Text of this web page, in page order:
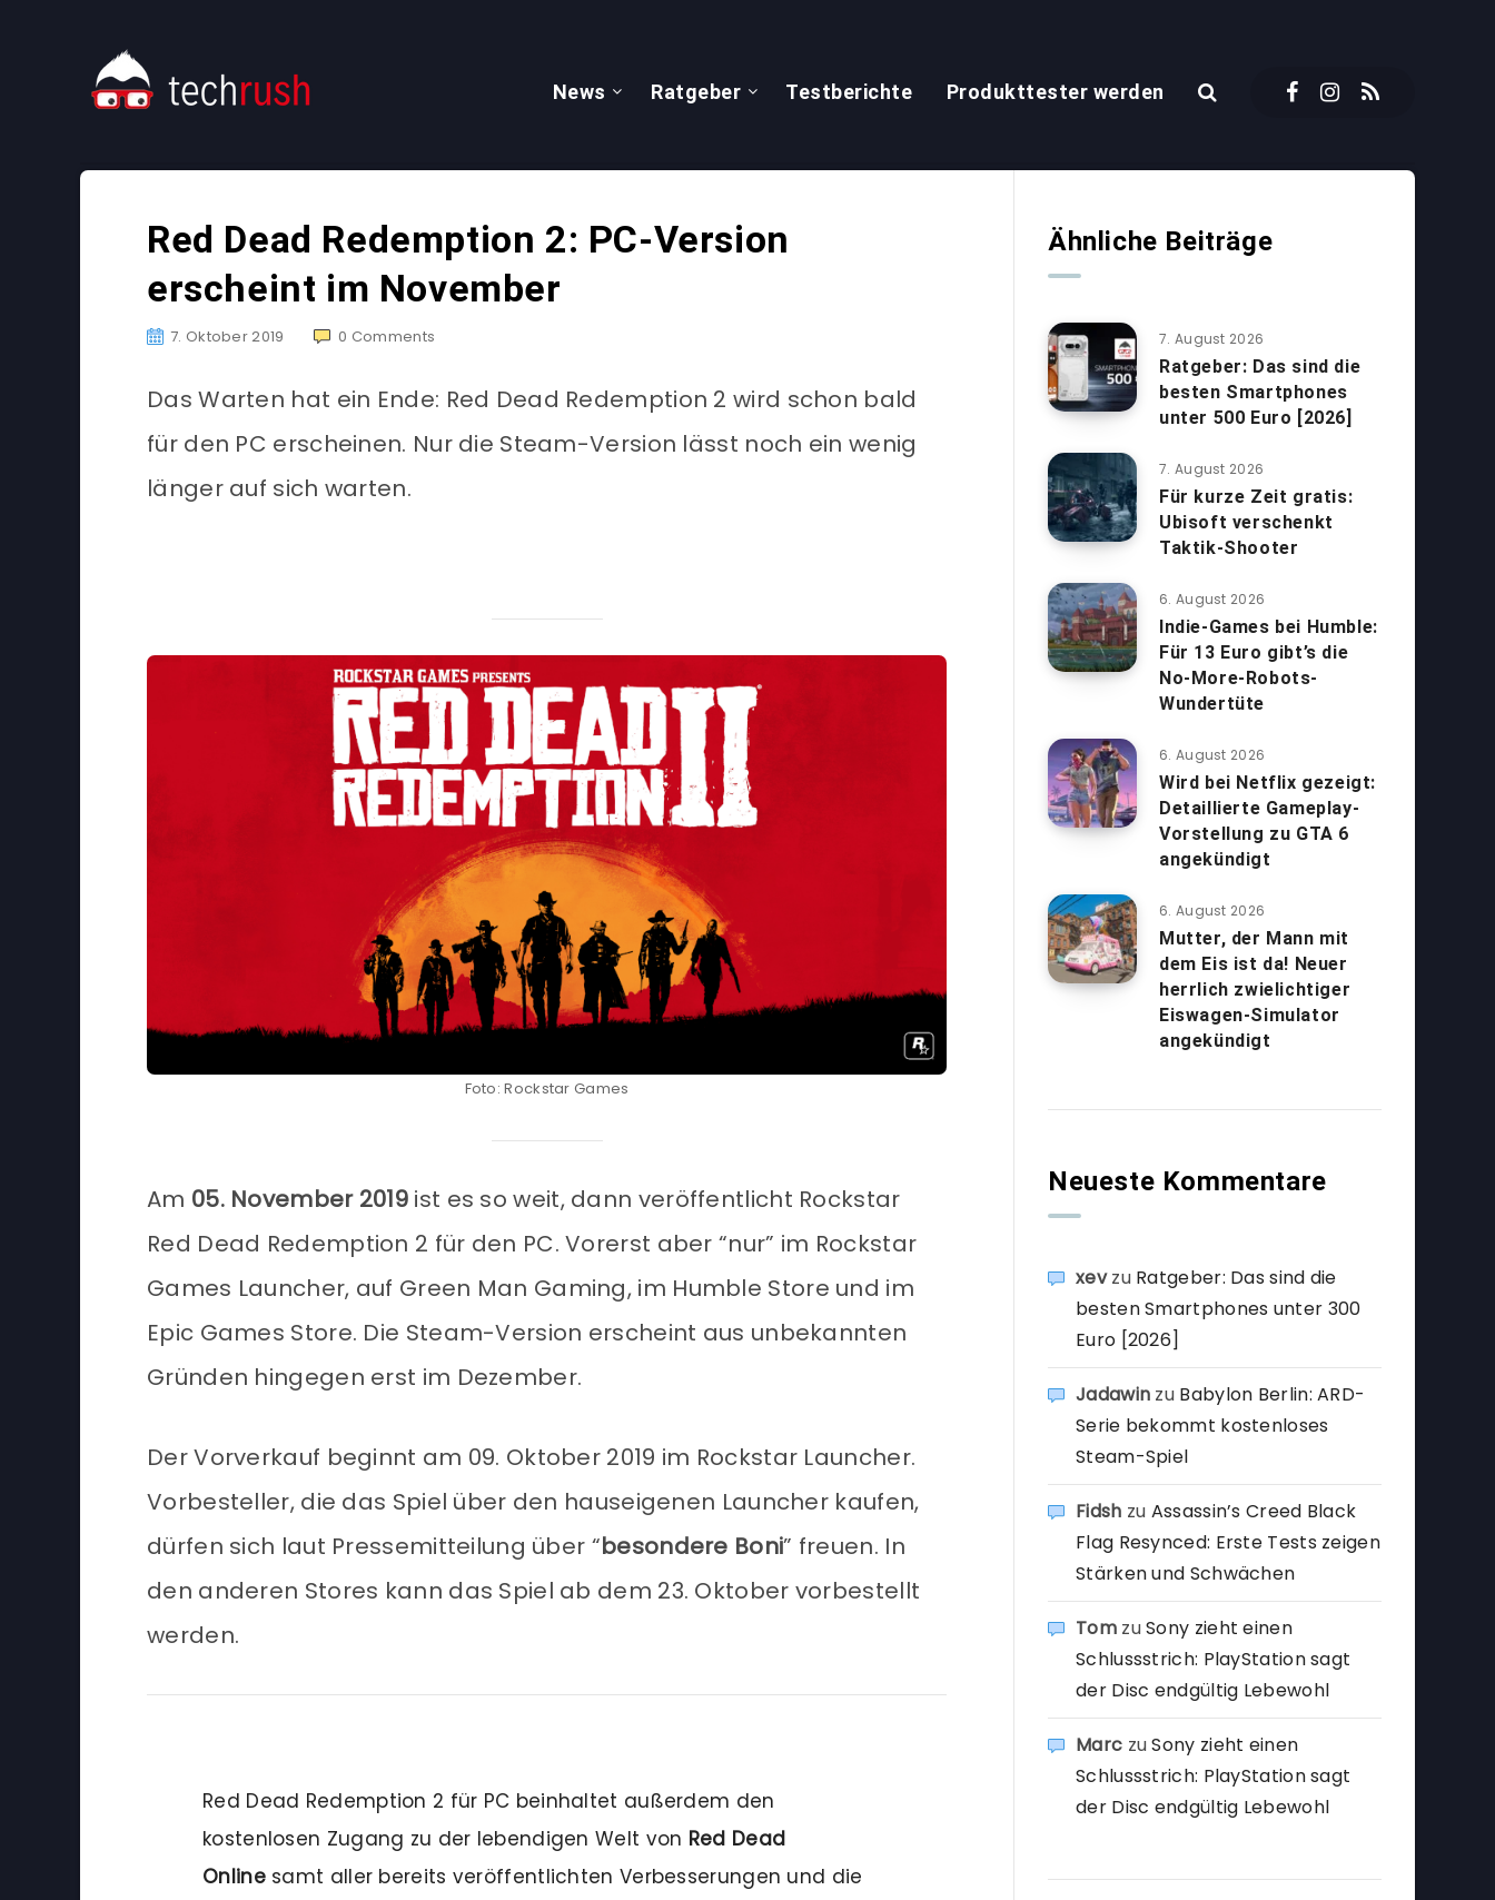
News Ratgeber Testberichte Produkttester werden
Red Dead Redemption 2: PC-Version
erscheint im November
7. Oktober 2019 0 Comments
Das Warten hat ein Ende: Red Dead Redemption 2 wird schon bald
für den PC erscheinen. Nur die Steam-Version lässt noch ein wenig
länger auf sich warten.
Foto: Rockstar Games
Am 05. November 2019 ist es so weit, dann veröffentlicht Rockstar
Red Dead Redemption 2 für den PC. Vorerst aber “nur” im Rockstar
Games Launcher, auf Green Man Gaming, im Humble Store und im
Epic Games Store. Die Steam-Version erscheint aus unbekannten
Gründen hingegen erst im Dezember.
Der Vorverkauf beginnt am 09. Oktober 2019 im Rockstar Launcher.
Vorbesteller, die das Spiel über den hauseigenen Launcher kaufen,
dürfen sich laut Pressemitteilung über “besondere Boni” freuen. In
den anderen Stores kann das Spiel ab dem 23. Oktober vorbestellt
werden.
Red Dead Redemption 2 für PC beinhaltet außerdem den
kostenlosen Zugang zu der lebendigen Welt von Red Dead
Onlinesamt aller bereits veröffentlichten Verbesserungen und die
Ähnliche Beiträge
7. August 2026
Ratgeber: Das sind die
besten Smartphones
unter 500 Euro [2026]
7. August 2026
Für kurze Zeit gratis:
Ubisoft verschenkt
Taktik-Shooter
6. August 2026
Indie-Games bei Humble:
Für 13 Euro gibt’s die
No-More-Robots-
Wundertüte
6. August 2026
Wird bei Netflix gezeigt:
Detaillierte Gameplay-
Vorstellung zu GTA 6
angekündigt
6. August 2026
Mutter, der Mann mit
dem Eis ist da! Neuer
herrlich zwielichtiger
Eiswagen-Simulator
angekündigt
Neueste Kommentare
xevzu Ratgeber: Das sind die
besten Smartphones unter 300
Euro [2026]
Jadawin zu Babylon Berlin: ARD-
Serie bekommt kostenloses
Steam-Spiel
Fidsh zu Assassin’s Creed Black
Flag Resynced: Erste Tests zeigen
Stärken und Schwächen
TomzuSony zieht einen
Schlussstrich: PlayStation sagt
der Disc endgültig Lebewohl
Marc zuSony zieht einen
Schlussstrich: PlayStation sagt
der Disc endgültig Lebewohl